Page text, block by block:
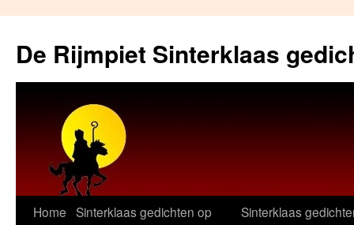
content
De Rijmpiet Sinterklaas
Home Sinterklaas gedichten op
Sinterklaas